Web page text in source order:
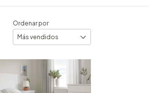
Ordenar por